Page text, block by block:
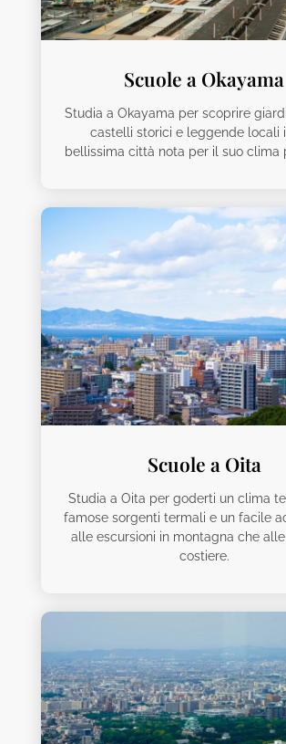
Scuole a Okayama
Studia a Okayama per scoprire
castelli storici e leggende locali
bellissima città nota per il suo clima
Scuole a Oita
Studia a Oita per goderti un clima
famose sorgenti termali e un facile
alle escursioni in montagna che
costiere.